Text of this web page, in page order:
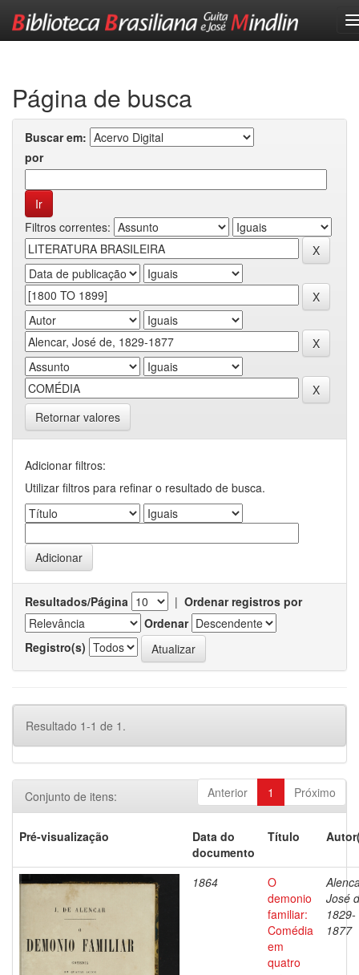
Página de busca
Buscar em:
por
Filtros correntes:
Retornar valores
Adicionar filtros:
Utilizar filtros para refinar o resultado de busca.
Resultados/Página | Ordenar registros por
Ordenar
Registro(s)
Resultado 1-1 de 1.
Anterior 1 Próximo
Conjunto de itens:
Pré-visualização
Data do
documento
Título
1864
O
demonio
familiar:
Comédia
em
quatro
José
1829-
1877